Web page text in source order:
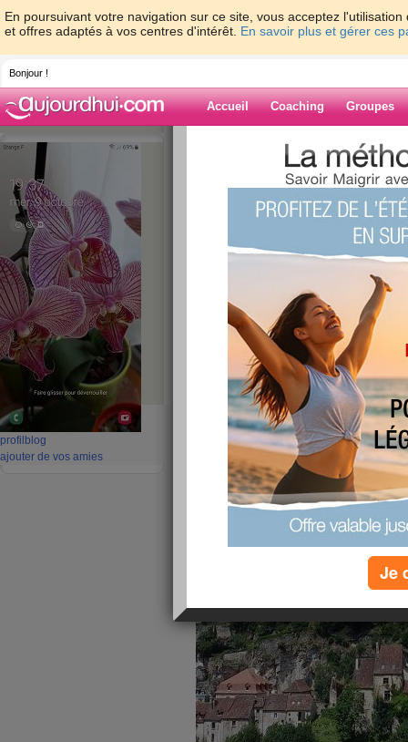
En poursuivant votre navigation sur ce site, vous acceptez
et offres adaptés à vos centres d'intérêt. En savoir plus et gérer ces
Bonjour !
Accueil Coaching Groupes
profil blog
ajouter de vos amies
> >
Blog de
Rocamadour
Je